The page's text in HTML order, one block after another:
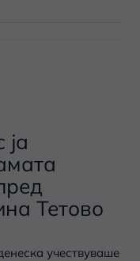
Тетово
учествуваше